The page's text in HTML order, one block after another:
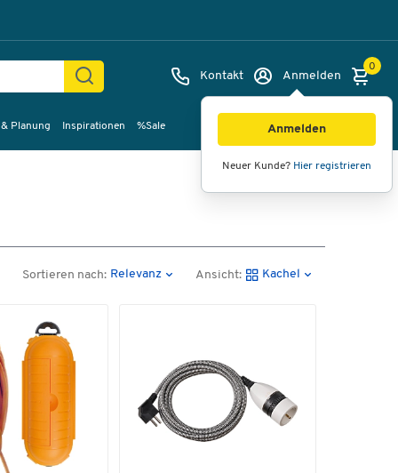
Kontakt Anmelden
Anmelden
Neuer Kunde? Hier registrieren
0
Planung Inspirationen %Sale
Sortieren nach: Relevanz Ansicht: Kachel